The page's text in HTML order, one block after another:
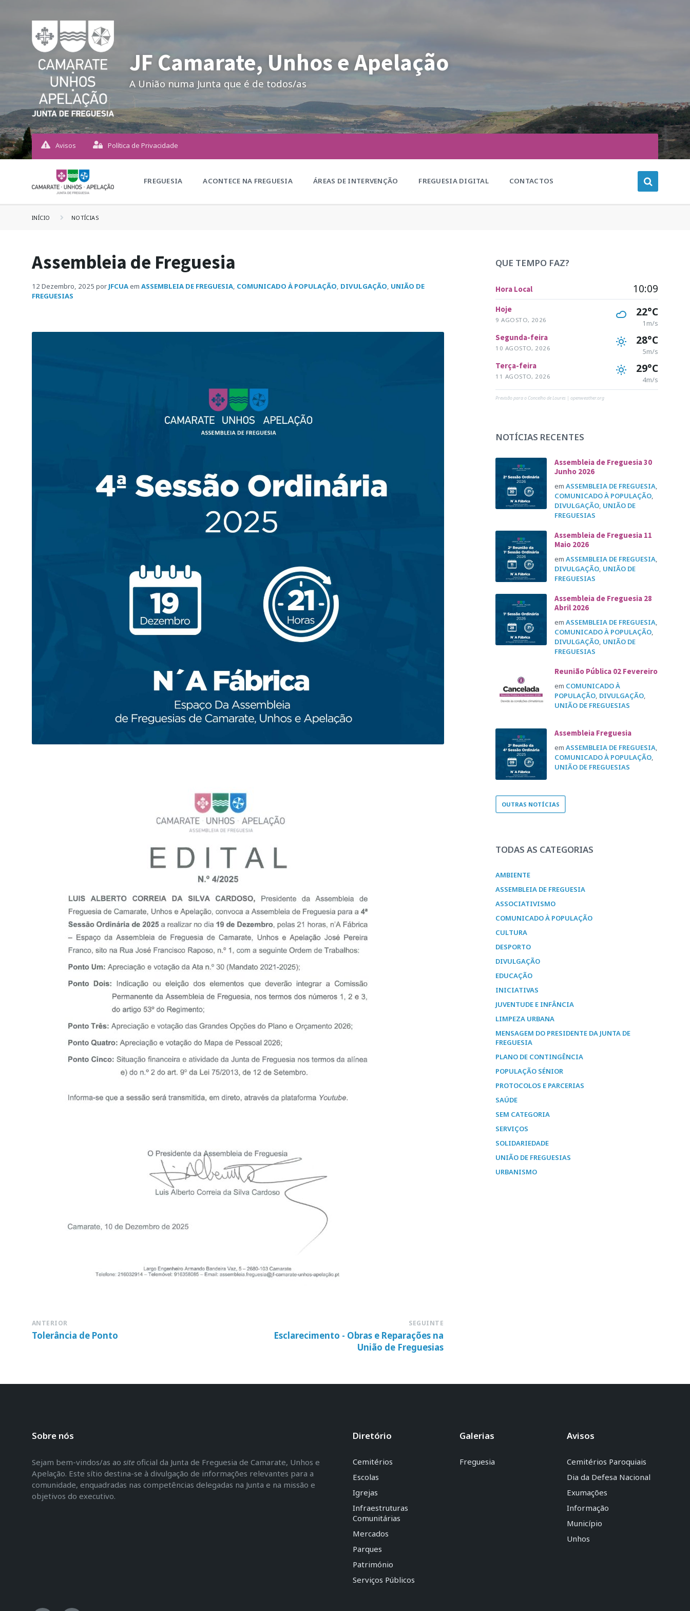
JF Camarate, Unhos e Apelação
A União numa Junta que é de todos/as
Avisos Política de Privacidade
FREGUESIA ACONTECE NA FREGUESIA ÁREAS DE INTERVENÇÃO FREGUESIA DIGITAL CONTACTOS
INÍCIO NOTÍCIAS
Assembleia de Freguesia
12 Dezembro, 2025 por JFCUAem ASSEMBLEIA DE FREGUESIA, COMUNICADO À POPULAÇÃO, DIVULGAÇÃO, UNIÃO DE
FREGUESIAS
ANTERIOR
Tolerância de Ponto
SEGUINTE
Esclarecimento - Obras e Reparações na
União de Freguesias
QUE TEMPO FAZ?
Hora Local 10:09
Hoje
9 AGOSTO, 2026
22°C
1m/s
Segunda-feira
10 AGOSTO, 2026
28°C
5m/s
Terça-feira
11 AGOSTO, 2026
29°C
4m/s
Previsão para o Concelho de Loures | openweather.org
NOTÍCIAS RECENTES
Assembleia de Freguesia 30
Junho 2026
emASSEMBLEIA DE FREGUESIA,
COMUNICADO À POPULAÇÃO,
DIVULGAÇÃO, UNIÃO DE
FREGUESIAS
Assembleia de Freguesia 11
Maio 2026
emASSEMBLEIA DE FREGUESIA,
DIVULGAÇÃO, UNIÃO DE
FREGUESIAS
Assembleia de Freguesia 28
Abril 2026
emASSEMBLEIA DE FREGUESIA,
COMUNICADO À POPULAÇÃO,
DIVULGAÇÃO, UNIÃO DE
FREGUESIAS
Reunião Pública 02 Fevereiro
em COMUNICADO À
POPULAÇÃO, DIVULGAÇÃO,
UNIÃO DE FREGUESIAS
Assembleia Freguesia
emASSEMBLEIA DE FREGUESIA,
COMUNICADO À POPULAÇÃO,
UNIÃO DE FREGUESIAS
OUTRAS NOTÍCIAS
TODAS AS CATEGORIAS
AMBIENTE
ASSEMBLEIA DE FREGUESIA
ASSOCIATIVISMO
COMUNICADO À POPULAÇÃO
CULTURA
DESPORTO
DIVULGAÇÃO
EDUCAÇÃO
INICIATIVAS
JUVENTUDE E INFÂNCIA
LIMPEZA URBANA
MENSAGEM DO PRESIDENTE DA JUNTA DE
FREGUESIA
PLANO DE CONTINGÊNCIA
POPULAÇÃO SÉNIOR
PROTOCOLOS E PARCERIAS
SAÚDE
SEM CATEGORIA
SERVIÇOS
SOLIDARIEDADE
UNIÃO DE FREGUESIAS
URBANISMO
Sobre nós
Sejam bem-vindos/as ao site oficial da Junta de Freguesia de Camarate, Unhos e
Apelação. Este sítio destina-se à divulgação de informações relevantes para a
comunidade, enquadradas nas competências delegadas na Junta e na missão e
objetivos do executivo.
Diretório
Cemitérios
Escolas
Igrejas
Infraestruturas
Comunitárias
Mercados
Parques
Património
Serviços Públicos
Galerias
Freguesia
Avisos
Cemitérios Paroquiais
Dia da Defesa Nacional
Exumações
Informação
Município
Unhos